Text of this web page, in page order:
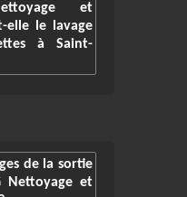
et
elle le lavage
à Saint-
de la sortie
Nettoyage et